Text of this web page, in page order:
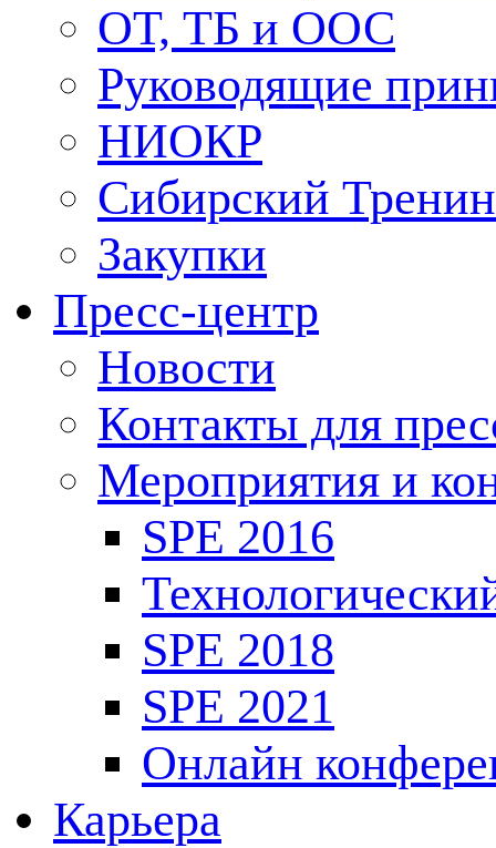
ОТ, ТБ и ООС
Руководящие
НИОКР
Сибирский
Закупки
Пресс-центр
Новости
Контакты для
Мероприятия и
SPE 2016
SPE 2018
SPE 2021
Онлайн
Карьера